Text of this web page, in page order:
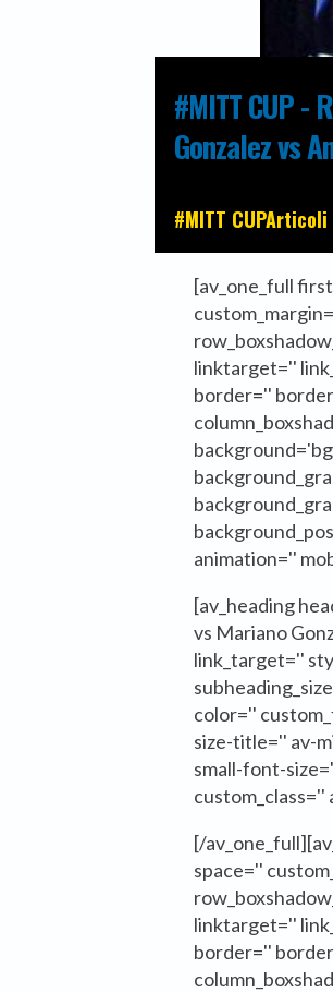
#MITT CUP -
Gonzalez vs
#MITT CUPArticoli
[av_one_full
linktarget=''
border=''
animation=''
[av_heading
vs Mariano
link_target=''
color=''
size-title='' av-
small-font-
[/
space=''
linktarget=''
border=''